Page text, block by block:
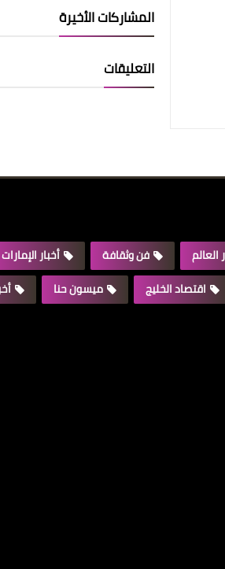
المشاركات الأخيرة
التعليقات
العالم فن وثقافة
أخبار الإمارات
اقتصاد الخليج ميسون حنا